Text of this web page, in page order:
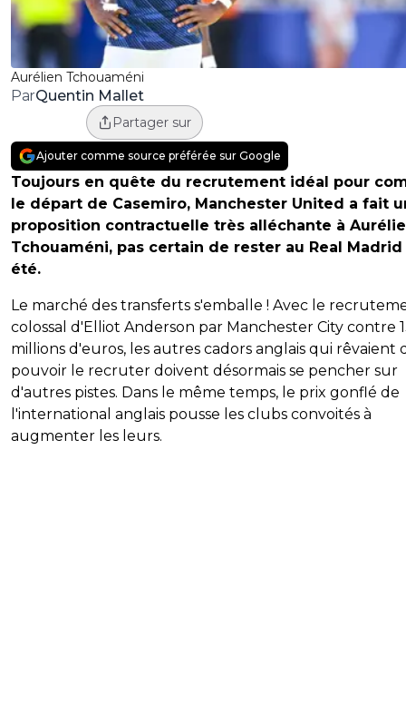
Aurélien Tchouaméni
ParQuentin Mallet
Partager sur
Ajouter comme source préférée sur Google
Toujours en quête du recrutement idéal pour
le départ de Casemiro, Manchester United a fait
proposition contractuelle très alléchante à
Tchouaméni, pas certain de rester au Real
été.
Le marché des transferts s'emballe ! Avec le
colossal d'Elliot Anderson par Manchester City contre
millions d'euros, les autres cadors anglais qui rêvaient
pouvoir le recruter doivent désormais se pencher sur
d'autres pistes. Dans le même temps, le prix gonflé de
l'international anglais pousse les clubs convoités à
augmenter les leurs.